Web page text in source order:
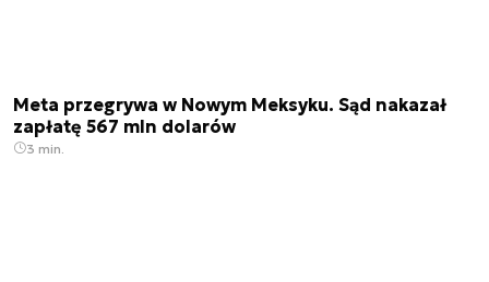
Meta przegrywa w Nowym Meksyku. Sąd nakazał
zapłatę 567 mln dolarów
3 min.